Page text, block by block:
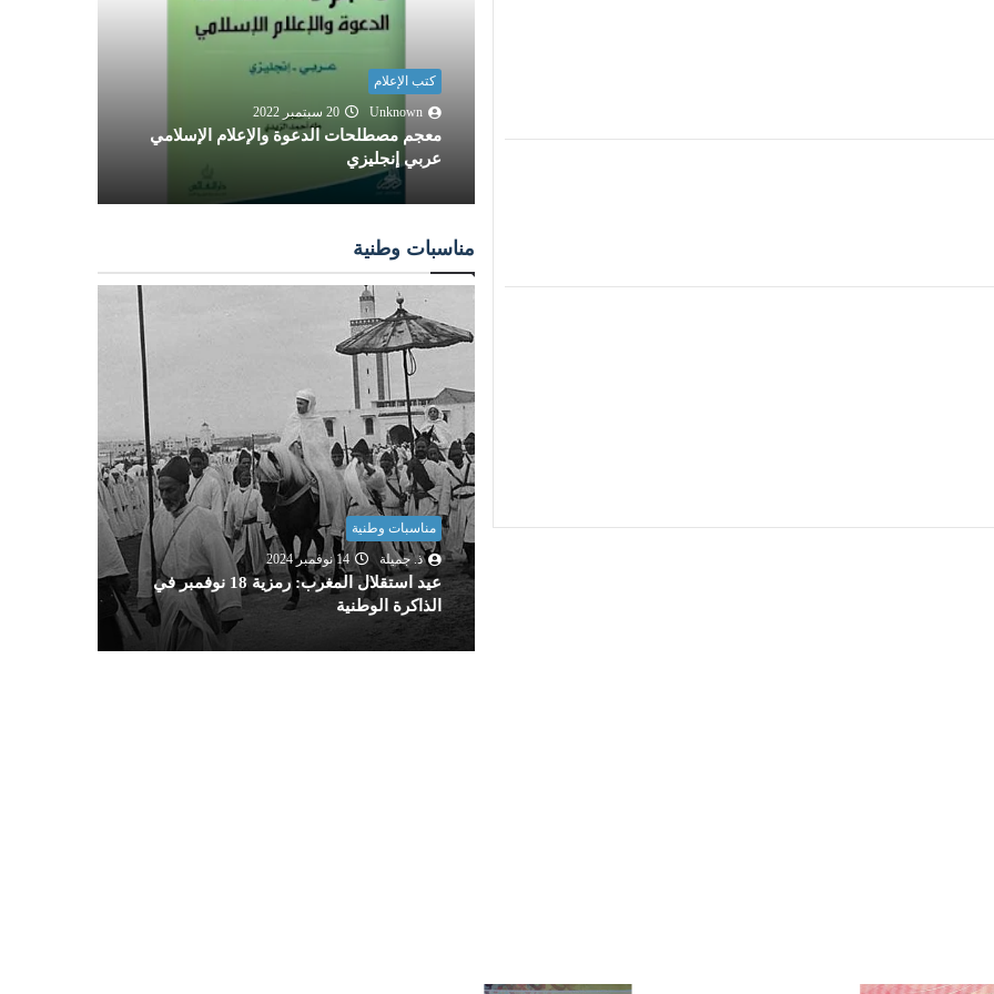
Unknown
20 سبتمبر 2022
كتب الإعلام
Unknown
20 سبتمبر 2022
معجم مصطلحات الدعوة والإعلام الإسلامي
عربي إنجليزي
مناسبات وطنية
مناسبات وطنية
مناسبات وطنية
ذ. جميلة
14 نوفمبر 2024
عيد استقلال المغرب: رمزية 18 نوفمبر في
الذاكرة الوطنية